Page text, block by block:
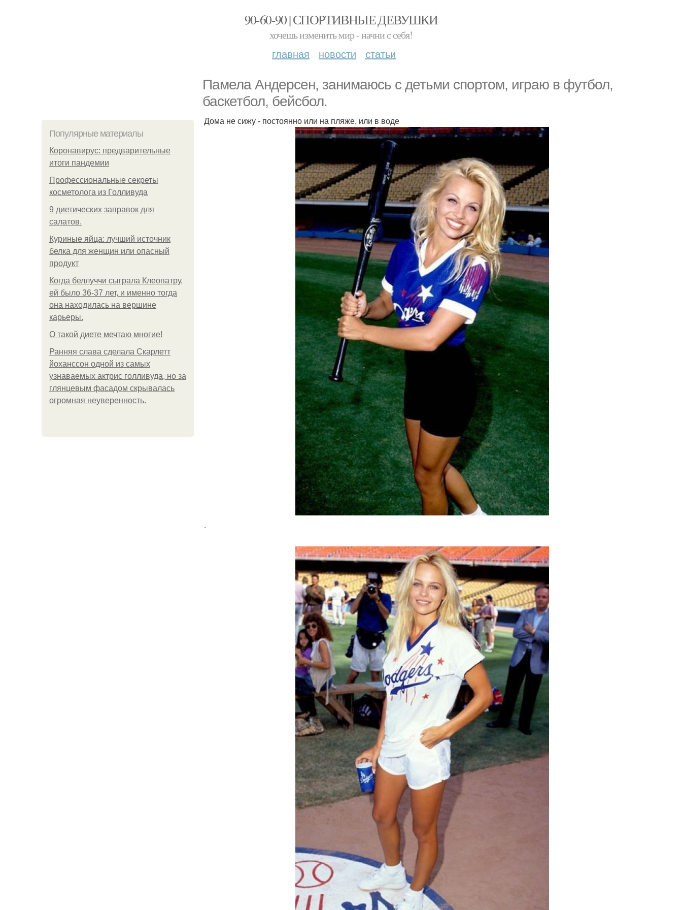
90-60-90 | СПОРТИВНЫЕ ДЕВУШКИ
хочешь изменить мир - начни с себя!
главная новости статьи
Памела Андерсен, занимаюсь с детьми спортом, играю в футбол,
баскетбол, бейсбол.
Популярные материалы
Коронавирус: предварительные
итоги пандемии
Профессиональные секреты
косметолога из Голливуда
9 диетических заправок для
салатов.
Куриные яйца: лучший источник
белка для женщин или опасный
продукт
Когда беллуччи сыграла Клеопатру,
ей было 36-37 лет, и именно тогда
она находилась на вершине
карьеры.
О такой диете мечтаю многие!
Ранняя слава сделала Скарлетт
йоханссон одной из самых
узнаваемых актрис голливуда, но за
глянцевым фасадом скрывалась
огромная неуверенность.
Дома не сижу - постоянно или на пляже, или в воде
.